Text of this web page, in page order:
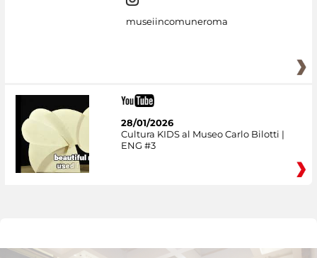
museiincomuneroma
28/01/2026
Cultura KIDS al Museo Carlo Bilotti |
ENG #3